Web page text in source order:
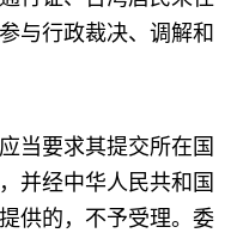
与行政裁决、调解和
当要求其提交所在国
并经中华人民共和国
供的，不予受理。委